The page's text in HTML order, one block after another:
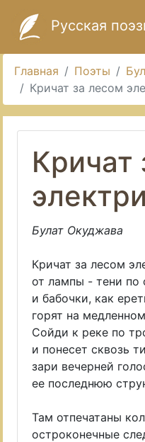
Русская
Главная Поэты
Кричат за лесом
Кричат
Булат Окуджава
Кричат за лесом
от лампы - тени по
и бабочки, как
горят на
Сойди к реке по
и понесет сквозь
зари вечерней
ее последнюю
Там отпечатаны
остроконечные